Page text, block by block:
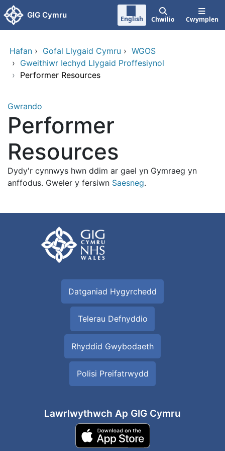
Neidio i'r prif gynnwy
GIG Cymru English Chwilio Cwymplen
Hafan › Gofal Llygaid Cymru › WGOS
› Gweithiwr Iechyd Llygaid Proffesiynol
› Performer Resources
Gwrando
Performer
Resources
Dydy'r cynnwys hwn ddim ar gael yn Gymraeg yn
anffodus. Gweler y fersiwn Saesneg.
Datganiad Hygyrchedd
Telerau Defnyddio
Rhyddid Gwybodaeth
Polisi Preifatrwydd
Lawrlwythwch Ap GIG Cymru